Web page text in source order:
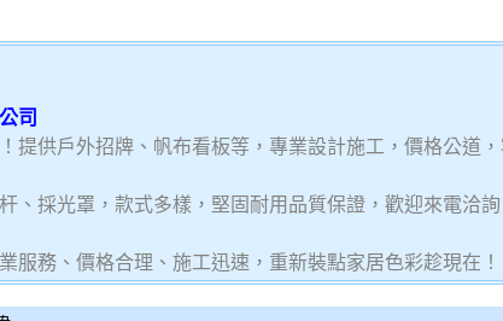
司
提供戶外招牌、帆布看板等，專業設計施工，價格公道
、採光罩，款式多樣，堅固耐用品質保證，歡迎來電洽詢
服務、價格合理、施工迅速，重新裝點家居色彩趁現在！